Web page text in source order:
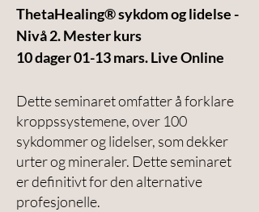
ThetaHealing® sykdom og lidelse -
Nivå 2. Mester kurs
10 dager 01-13 mars. Live Online
Dette seminaret omfatter å forklare
kroppssystemene, over 100
sykdommer og lidelser, som dekker
urter og mineraler. Dette seminaret
er definitivt for den alternative
profesjonelle.